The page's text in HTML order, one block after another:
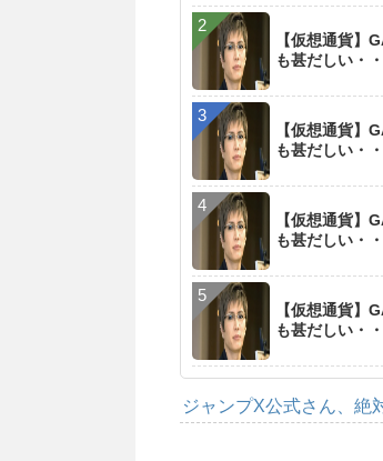
【仮想通貨】
も甚だしい・・
【仮想通貨】
も甚だしい・・
【仮想通貨】
も甚だしい・・
【仮想通貨】
も甚だしい・・
ジャンプX公式さん、絶